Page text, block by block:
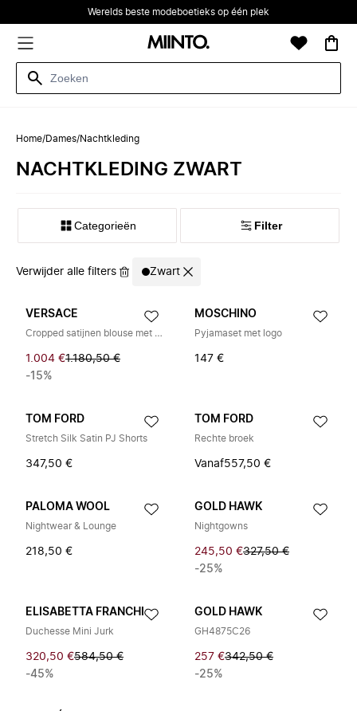
Werelds beste modeboetieks op één plek
Home/Dames/Nachtkleding
NACHTKLEDING ZWART
Categorieën Filter
Verwijder alle filters Zwart
VERSACE
Cropped satijnen blouse met kanten rand
1.004 €1.180,50 €
-15%
MOSCHINO
Pyjamaset met logo
147 €
TOM FORD
Stretch Silk Satin PJ Shorts
347,50 €
TOM FORD
Rechte broek
Vanaf557,50 €
PALOMA WOOL
Nightwear & Lounge
218,50 €
GOLD HAWK
Nightgowns
245,50 €327,50 €
-25%
ELISABETTA FRANCHI
Duchesse Mini Jurk
320,50 €584,50 €
-45%
GOLD HAWK
GH4875C26
257 €342,50 €
-25%